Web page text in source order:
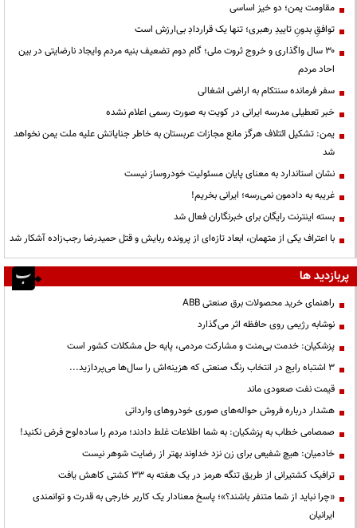
مقاومت یمن؛ دو خیز اساسی
توافقِ بدونِ تاییدِ رهبری؛ تنها یک قراردادِ بی‌ارزش است
۳۰ سال واگذاری و خروج ثروت ملی؛ گام دوم تضعیف بنیه مردم وایجاد نارضایتی در بین
احاد مردم
سفر فرمانده سنتکام به اراضی اشغالی
خبر تعطیلی مدرسه ایرانی در کویت به صورت رسمی اعلام نشده
یمن: تشکیل ائتلاف هرگز مانع مجازات عربستان به خاطر جنایاتش علیه ملت یمن نخواهد
شد
نشان استاندارد به معنای پایان مسئولیت خودروساز نیست
غریبه به دادمون نمی‌رسه؛ ایرانی بخریم!
بسته اینترنت رایگان برای خبرنگاران فعال شد
با اعتراف یکی از متهمان، ابعاد تازه‌ای از پرونده ربایش و قتل حمیدرضا رجب‌زاده آشکار شد
پربازدید ها
راهنمای خرید محصولات برق صنعتی ABB
نوشابه رژیمی روی حافظه اثر می‌گذارد
پزشکیان: خدمت بی‌منت و مشارکت مردمی، پایه حل مشکلات کشور است
3 اشتباه رایج در انتخاب رنگ صنعتی که هزینه‌اش را سال‌ها می‌پردازید...
قیمت نفت صعودی ماند
هشدار درباره فروش حواله‌های صوری خودروهای وارداتی
صمصامی خطاب به پزشکیان: به شما اطلاعات غلط دادند؛ مردم را ساده‌لوح فرض نکنید!
خادمیان: هیچ شفیعی برای زن نزد خداوند بهتر از رضایت شوهر نیست
ترافیک کشتیرانی از طریق تنگه هرمز در یک هفته به ۳۳ کشتی کاهش یافت
«چرا نباید از شما متنفر باشند؟»؛ پاسخ معنادار یک کاربر خارجی به قدرت و توانمندی
ایرانیان